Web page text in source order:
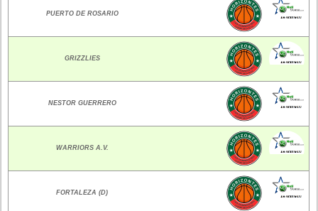
PUERTO DE ROSARIO
GRIZZLIES
NESTOR GUERRERO
WARRIORS A.V.
FORTALEZA (D)